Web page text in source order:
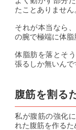
たことありません
それが本当なら
の腕で極端に体脂
体脂肪を落とそ
張るしか無いんで
腹筋を割る
私が腹筋の強化
れた腹筋を作るた